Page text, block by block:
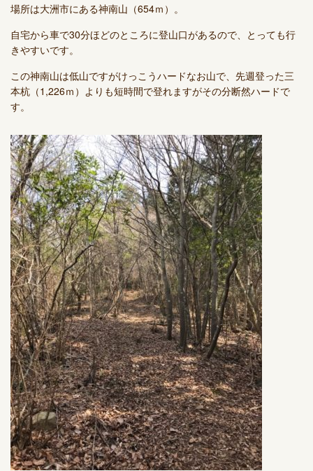
場所は大洲市にある神南山（654ｍ）。
自宅から車で30分ほどのところに登山口があるので、とっても行
きやすいです。
この神南山は低山ですがけっこうハードなお山で、先週登った三
本杭（1,226ｍ）よりも短時間で登れますがその分断然ハードで
す。